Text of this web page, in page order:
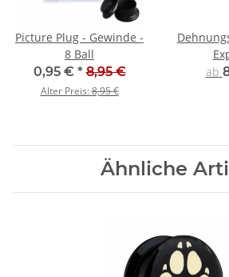
Picture Plug - Gewinde -
8 Ball
0,95 € * 8,95 €
Alter Preis:8,95 €
ab
Ähnliche